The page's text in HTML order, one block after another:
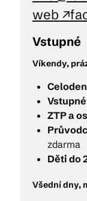
web ↗
Vstupné
Víkendy,
Vstupné
ZTP a
zdarma
Děti do
Všední dny,